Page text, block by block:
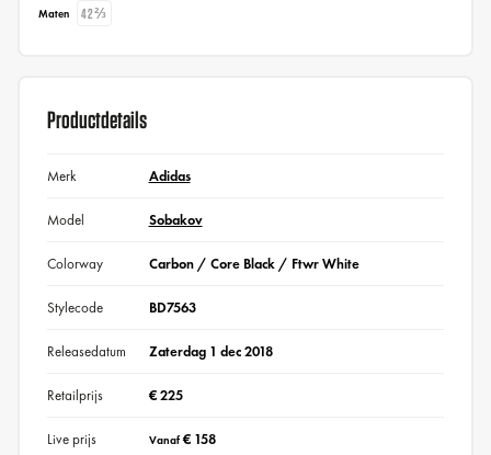
Maten 42⅔
Productdetails
Merk Adidas
Model Sobakov
Colorway Carbon / Core Black / Ftwr White
Stylecode BD7563
Releasedatum Zaterdag 1 dec 2018
Retailprijs € 225
Live prijs Vanaf€ 158